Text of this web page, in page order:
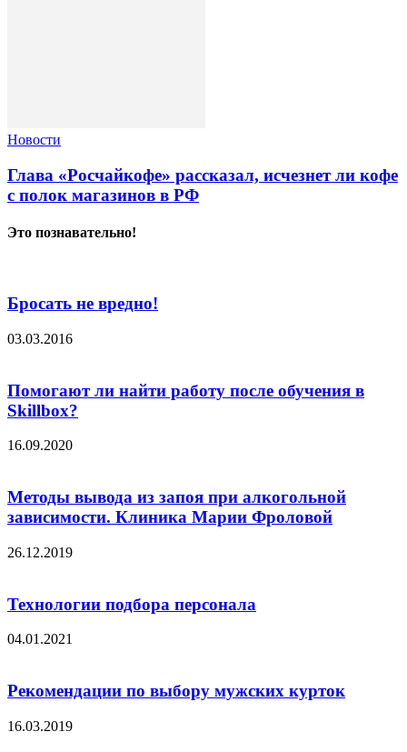
Новости
Глава «Росчайкофе» рассказал, исчезнет ли кофе
с полок магазинов в РФ
Это познавательно!
Бросать не вредно!
03.03.2016
Помогают ли найти работу после обучения в
Skillbox?
16.09.2020
Методы вывода из запоя при алкогольной
зависимости. Клиника Марии Фроловой
26.12.2019
Технологии подбора персонала
04.01.2021
Рекомендации по выбору мужских курток
16.03.2019